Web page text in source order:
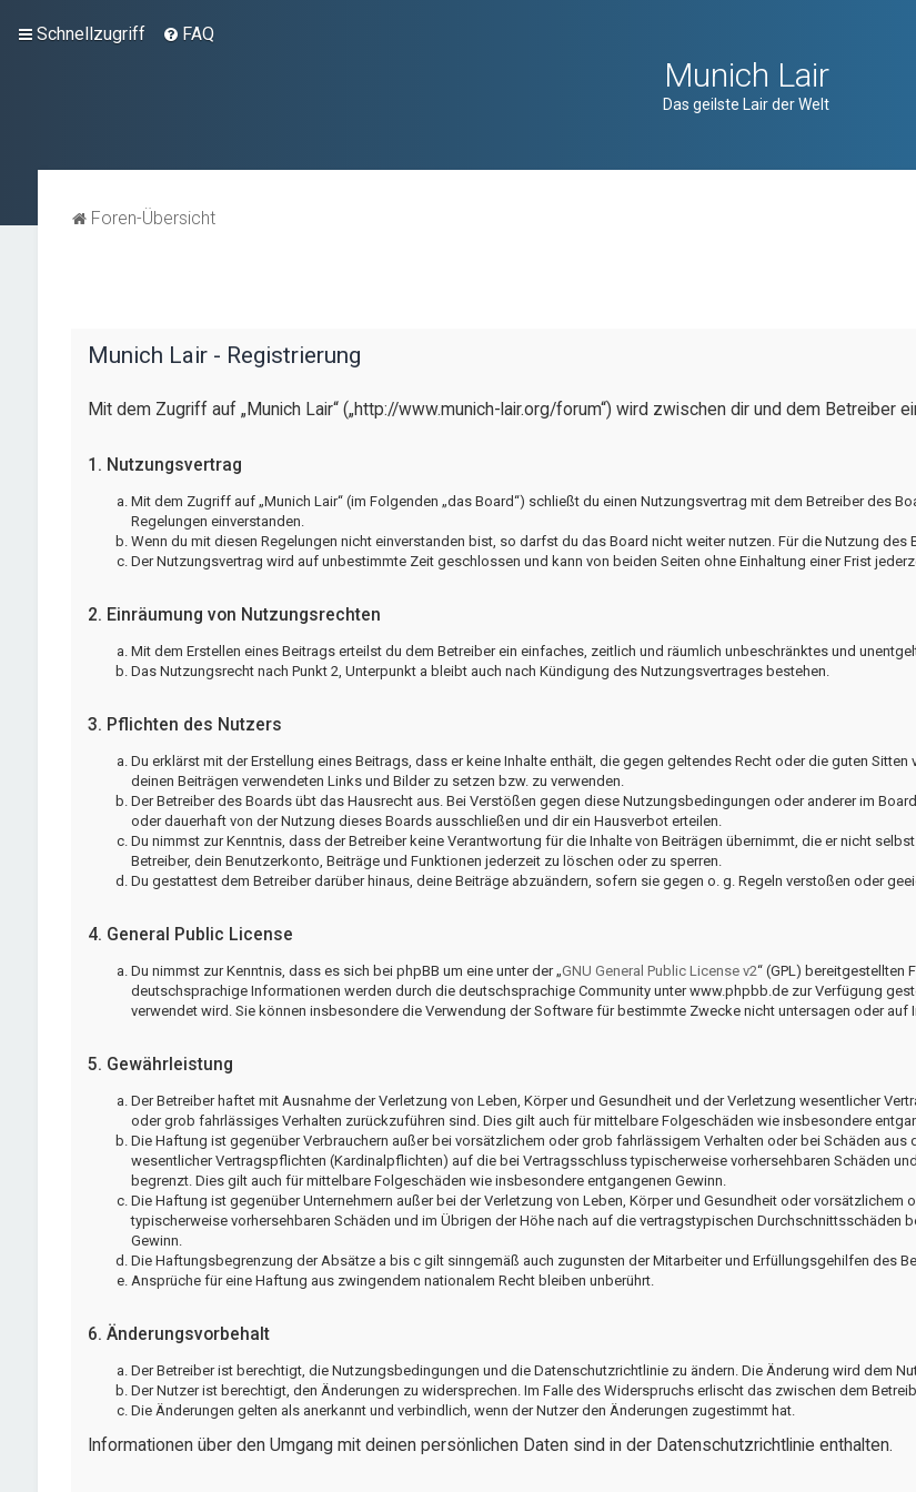
Schnellzugriff FAQ
Munich Lair
Das geilste Lair der Welt
Foren-Übersicht
Munich Lair - Registrierung
Mit dem Zugriff auf „Munich Lair“ („http://www.munich-lair.org/forum“) wird zwischen dir und dem Betreiber
1. Nutzungsvertrag
Mit dem Zugriff auf „Munich Lair“ (im Folgenden „das Board“) schließt du einen Nutzungsvertrag mit dem Betreiber des
Regelungen einverstanden.
Wenn du mit diesen Regelungen nicht einverstanden bist, so darfst du das Board nicht weiter nutzen. Für die Nutzung
Der Nutzungsvertrag wird auf unbestimmte Zeit geschlossen und kann von beiden Seiten ohne Einhaltung einer Frist
2. Einräumung von Nutzungsrechten
Mit dem Erstellen eines Beitrags erteilst du dem Betreiber ein einfaches, zeitlich und räumlich unbeschränktes und
Das Nutzungsrecht nach Punkt 2, Unterpunkt a bleibt auch nach Kündigung des Nutzungsvertrages bestehen.
3. Pflichten des Nutzers
Du erklärst mit der Erstellung eines Beitrags, dass er keine Inhalte enthält, die gegen geltendes Recht oder die guten
deinen Beiträgen verwendeten Links und Bilder zu setzen bzw. zu verwenden.
Der Betreiber des Boards übt das Hausrecht aus. Bei Verstößen gegen diese Nutzungsbedingungen oder anderer im
oder dauerhaft von der Nutzung dieses Boards ausschließen und dir ein Hausverbot erteilen.
Du nimmst zur Kenntnis, dass der Betreiber keine Verantwortung für die Inhalte von Beiträgen übernimmt, die er nicht
Betreiber, dein Benutzerkonto, Beiträge und Funktionen jederzeit zu löschen oder zu sperren.
Du gestattest dem Betreiber darüber hinaus, deine Beiträge abzuändern, sofern sie gegen o. g. Regeln verstoßen oder
4. General Public License
Du nimmst zur Kenntnis, dass es sich bei phpBB um eine unter der „GNU General Public License v2“ (GPL) bereitgestellten
deutschsprachige Informationen werden durch die deutschsprachige Community unter www.phpbb.de zur Verfügung
verwendet wird. Sie können insbesondere die Verwendung der Software für bestimmte Zwecke nicht untersagen oder auf
5. Gewährleistung
Der Betreiber haftet mit Ausnahme der Verletzung von Leben, Körper und Gesundheit und der Verletzung wesentlicher
oder grob fahrlässiges Verhalten zurückzuführen sind. Dies gilt auch für mittelbare Folgeschäden wie insbesondere
Die Haftung ist gegenüber Verbrauchern außer bei vorsätzlichem oder grob fahrlässigem Verhalten oder bei Schäden aus
wesentlicher Vertragspflichten (Kardinalpflichten) auf die bei Vertragsschluss typischerweise vorhersehbaren Schäden
begrenzt. Dies gilt auch für mittelbare Folgeschäden wie insbesondere entgangenen Gewinn.
Die Haftung ist gegenüber Unternehmern außer bei der Verletzung von Leben, Körper und Gesundheit oder
typischerweise vorhersehbaren Schäden und im Übrigen der Höhe nach auf die vertragstypischen Durchschnittsschäden
Gewinn.
Die Haftungsbegrenzung der Absätze a bis c gilt sinngemäß auch zugunsten der Mitarbeiter und Erfüllungsgehilfen des
Ansprüche für eine Haftung aus zwingendem nationalem Recht bleiben unberührt.
6. Änderungsvorbehalt
Der Betreiber ist berechtigt, die Nutzungsbedingungen und die Datenschutzrichtlinie zu ändern. Die Änderung wird dem
Der Nutzer ist berechtigt, den Änderungen zu widersprechen. Im Falle des Widerspruchs erlischt das zwischen dem
Die Änderungen gelten als anerkannt und verbindlich, wenn der Nutzer den Änderungen zugestimmt hat.
Informationen über den Umgang mit deinen persönlichen Daten sind in der Datenschutzrichtlinie enthalten.